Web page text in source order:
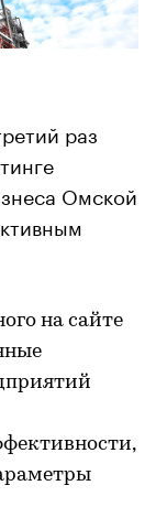
раз
Омской
на сайте